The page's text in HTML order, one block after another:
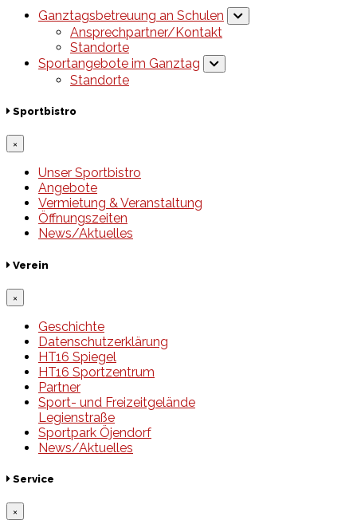
Ganztagsbetreuung an Schulen
Ansprechpartner/Kontakt
Standorte
Sportangebote im Ganztag
Standorte
Sportbistro
×
Unser Sportbistro
Angebote
Vermietung & Veranstaltung
Öffnungszeiten
News/Aktuelles
Verein
×
Geschichte
Datenschutzerklärung
HT16 Spiegel
HT16 Sportzentrum
Partner
Sport- und Freizeitgelände
Legienstraße
Sportpark Öjendorf
News/Aktuelles
Service
×